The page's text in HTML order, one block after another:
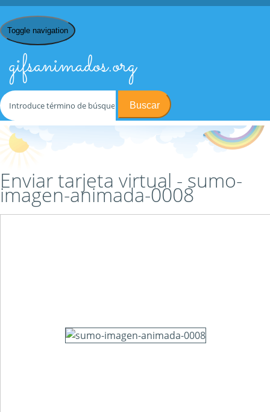
Toggle navigation
gifsanimados.org
Buscar
Inicio/
/ Enviar tarjeta
virtual
Enviar tarjeta virtual - sumo-
imagen-animada-0008